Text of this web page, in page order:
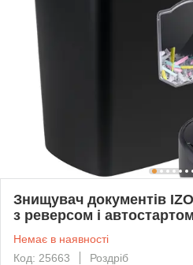
Знищувач документів
з реверсом і автостартом
Немає в наявності
Код: 25663
Роздріб